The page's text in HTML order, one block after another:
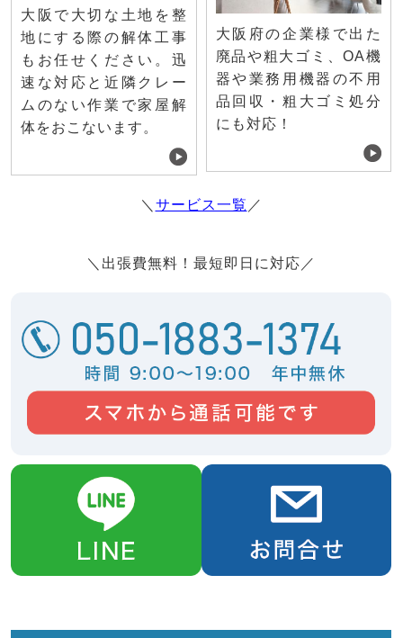
大阪で大切な土地を整
地にする際の解体工事
もお任せください。迅
速な対応と近隣クレー
ムのない作業で家屋解
体をおこないます。
大阪府の企業様で出た
廃品や粗大ゴミ、OA機
器や業務用機器の不用
品回収・粗大ゴミ処分
にも対応！
＼ サービス一覧 ／
＼出張費無料！最短即日に対応／